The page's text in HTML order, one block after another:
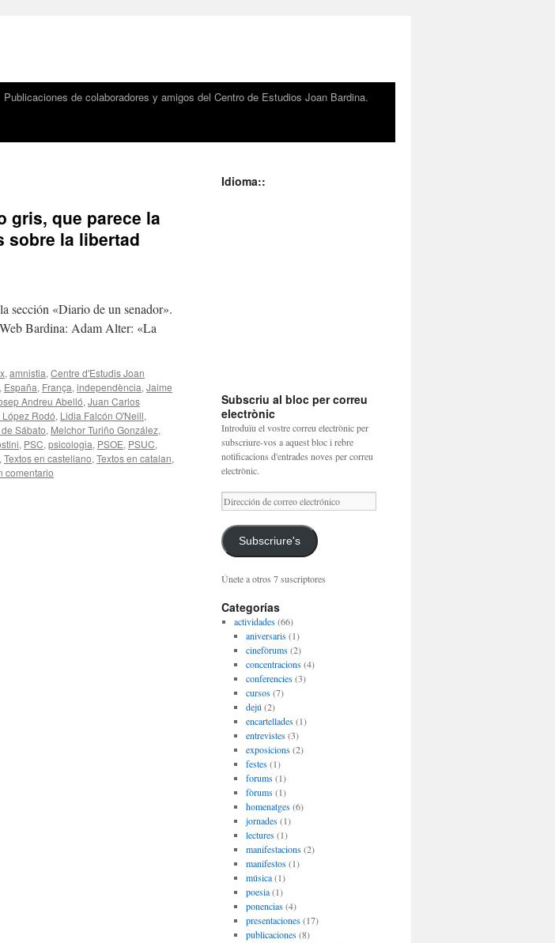
Publicaciones de colaboradores y amigos del Centro de Estudios Joan Bardina.
gris, que parece la
sobre la libertad
sección «Diario de un senador».
Bardina: Adam Alter: «La
, amnistia, Centre d'Estudis Joan
, España, França, independència, Jaime
Andreu Abelló, Juan Carlos
Rodó, Lidia Falcón O'Neill,
Sábato, Melchor Turiño González,
, PSC, psicologia, PSOE, PSUC,
, Textos en castellano, Textos en catalan,
comentario
Idioma::
Subscriu al bloc per correu
electrònic
Introduïu el vostre correu electrònic per
subscriure-vos a aquest bloc i rebre
notificacions d'entrades noves per correu
electrònic.
Dirección
de
correo
electrónico
Subscriure's
Únete a otros 7 suscriptores
Categorías
actividades(66)
aniversaris(1)
cinefòrums(2)
concentracions(4)
conferencies(3)
cursos(7)
dejú (2)
encartellades(1)
entrevistes(3)
exposicions(2)
festes(1)
forums(1)
fòrums(1)
homenatges(6)
jornades(1)
lectures(1)
manifestacions(2)
manifestos(1)
música(1)
poesia(1)
ponencias(4)
presentaciones(17)
publicaciones(8)